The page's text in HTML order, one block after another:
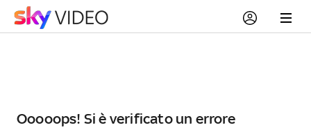
Ooooops! Si è verificato un errore